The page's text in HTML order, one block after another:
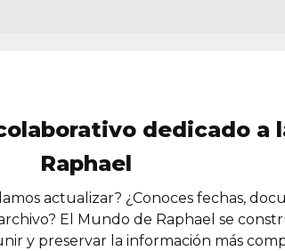
dedicado a
Raphael
actualizar? ¿Conoces fechas,
El Mundo de Raphael se
y preservar la información más